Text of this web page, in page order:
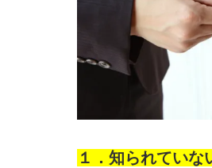
１．知られていな